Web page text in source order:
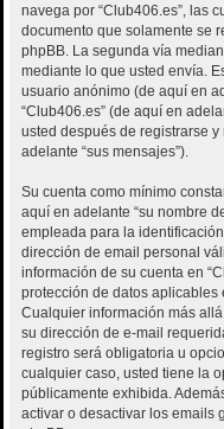
navega por “Club406.es”, las
documento que solamente se
phpBB. La segunda vía
mediante lo que usted envía.
usuario anónimo (de aquí en
“Club406.es” (de aquí en
usted después de registrarse
adelante “sus mensajes”).
Su cuenta como mínimo
aquí en adelante “su nombre
empleada para la
dirección de email personal
información de su cuenta en
protección de datos
Cualquier información más
su dirección de e-mail
registro será obligatoria u
cualquier caso, usted tiene la
públicamente exhibida.
activar o desactivar los emails